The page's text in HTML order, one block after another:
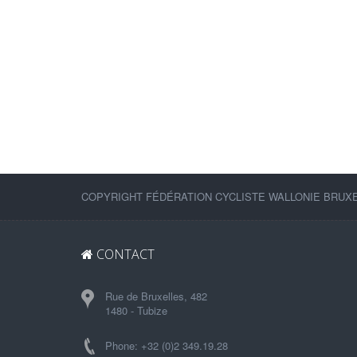
COPYRIGHT FÉDÉRATION CYCLISTE WALLONIE
CONTACT
Rue de Bruxelles, 482
1480 - Tubize
Phone: +32 (0)2 349.19.28